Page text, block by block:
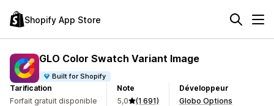
Shopify App Store
GLO Color Swatch Variant Image
Built for Shopify
Tarification
Forfait gratuit disponible
Note
5,0
(1 691)
Développeur
Globo Options